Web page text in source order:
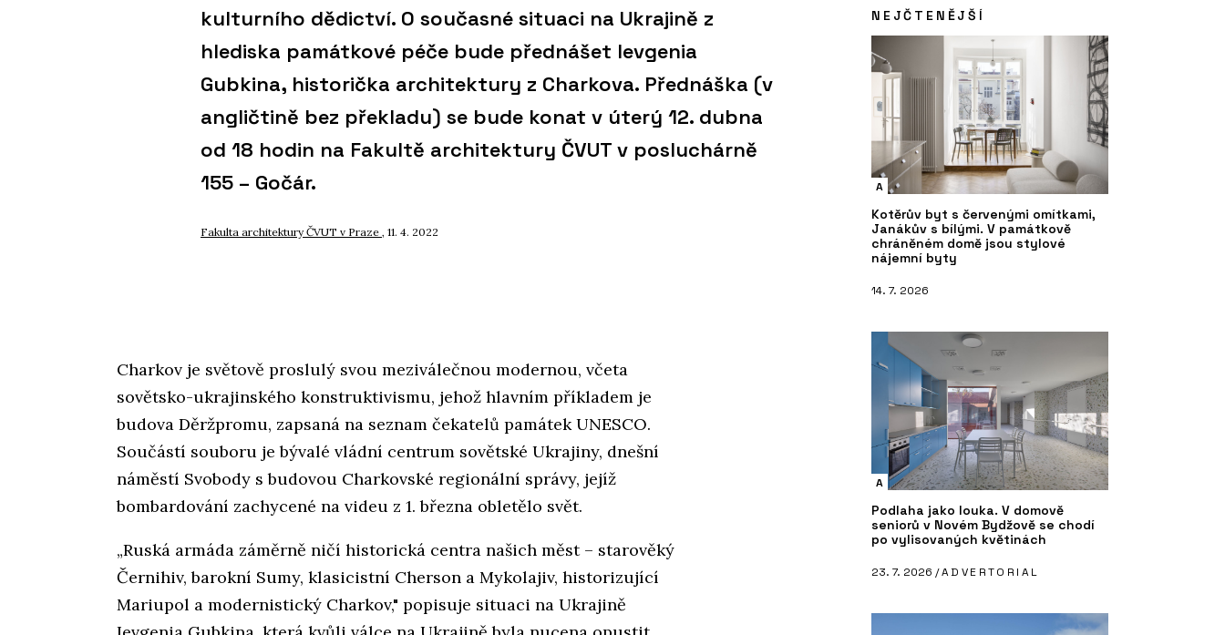
kulturního dědictví. O současné situaci na Ukrajině z
hlediska památkové péče bude přednášet Ievgenia
Gubkina, historička architektury z Charkova. Přednáška (v
angličtině bez překladu) se bude konat v úterý 12. dubna
od 18 hodin na Fakultě architektury ČVUT v posluchárně
155 – Gočár.
Fakulta architektury ČVUT v Praze , 11. 4. 2022
Charkov je světově proslulý svou meziválečnou modernou, včeta
sovětsko-ukrajinského konstruktivismu, jehož hlavním příkladem je
budova Děržpromu, zapsaná na seznam čekatelů památek UNESCO.
Součástí souboru je bývalé vládní centrum sovětské Ukrajiny, dnešní
náměstí Svobody s budovou Charkovské regionální správy, jejíž
bombardování zachycené na videu z 1. března obletělo svět.
„Ruská armáda záměrně ničí historická centra našich měst – starověký
Černihiv, barokní Sumy, klasicistní Cherson a Mykolajiv, historizující
Mariupol a modernistický Charkov," popisuje situaci na Ukrajině
NEJČTENĚJŠÍ
A
Kotěrův byt s červenými omítkami,
Janákův s bílými. V památkově
chráněném domě jsou stylové
nájemní byty
14. 7. 2026
A
Podlaha jako louka. V domově
seniorů v Novém Bydžově se chodí
po vylisovaných květinách
23. 7. 2026 /ADVERTORIAL